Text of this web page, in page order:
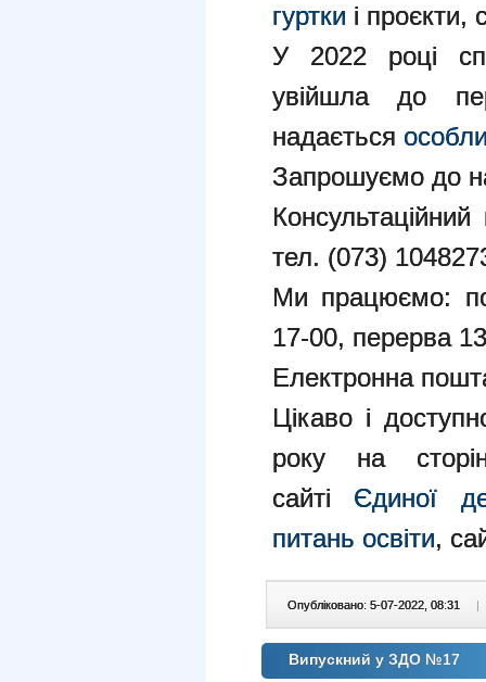
гуртки і проєкти,
У 2022 році
увійшла до
надається
Запрошуємо до
тел. (073)
Ми працюємо:
17-00, перерва
Електронна
Цікаво і
року на
сайті Єдиної
питань освіти,
Опубліковано: 5-07-2022, 08:31 |
Випускний у ЗДО №17